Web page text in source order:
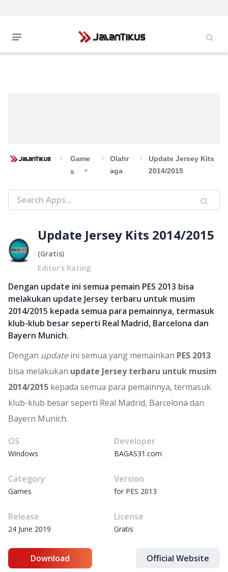
Game
S
Olahr
Aga
Update Jersey Kits
2014/2015
Update Jersey Kits 2014/2015
(Gratis)
Editor’s Rating
Dengan update ini semua pemain PES 2013 bisa
melakukan update Jersey terbaru untuk musim
2014/2015 kepada semua para pemainnya, termasuk
klub-klub besar seperti Real Madrid, Barcelona dan
Bayern Munich.
Dengan updateini semua yang memainkan PES 2013
bisa melakukan update Jersey terbaru untuk musim
2014/2015 kepada semua para pemainnya, termasuk
klub-klub besar seperti Real Madrid, Barcelona dan
Bayern Munich.
OS
Windows
Developer
BAGAS31.com
Category
Games
Version
for PES 2013
Release
24 June 2019
License
Gratis
Download Official Website